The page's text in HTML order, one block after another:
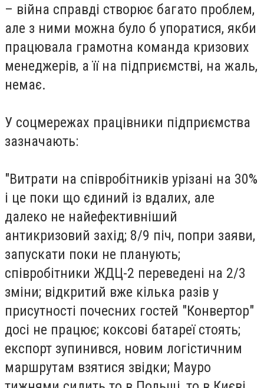
– війна справді створює багато проблем,
але з ними можна було б упоратися, якби
працювала грамотна команда кризових
менеджерів, а її на підприємстві, на жаль,
немає.
У соцмережах працівники підприємства
зазначають:
"Витрати на співробітників урізані на 30%
і це поки що єдиний із вдалих, але
далеко не найефективніший
антикризовий захід; 8/9 піч, попри заяви,
запускати поки не планують;
співробітники ЖДЦ-2 переведені на 2/3
зміни; відкритий вже кілька разів у
присутності почесних гостей "Конвертор"
досі не працює; коксові батареї стоять;
експорт зупинився, новим логістичним
маршрутам взятися звідки; Мауро